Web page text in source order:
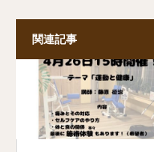
関連記事